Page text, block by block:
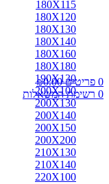
0 פריטים ₪0.00
0 רשימת המשאלות
180X115
180X120
180X130
180X140
180X160
180X180
190X130
200X100
200X130
200X140
200X150
200X200
210X130
210X140
220X100